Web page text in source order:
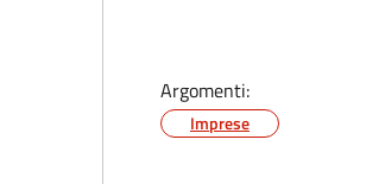
Argomenti:
Imprese